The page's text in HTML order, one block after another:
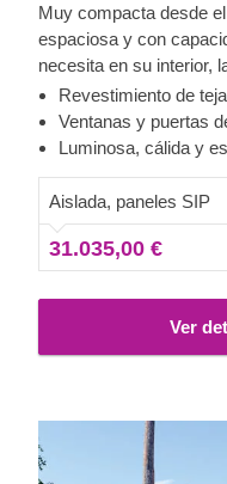
Muy compacta desde
espaciosa y con
necesita en su interior,
contemporánea
lo más destacado de
necesita soledad, sino
hobbies, o incluso
trabajar, hacer
manera más eficiente y
También disponemos
exclusiva versión en
desarrollado esta
contemporánea para
moderno y minimalista
exclusivas de la vida.
Revestimiento de
Ventanas y puertas
Luminosa, cálida y
Aislada, paneles SIP
31.035,00 €
Ver